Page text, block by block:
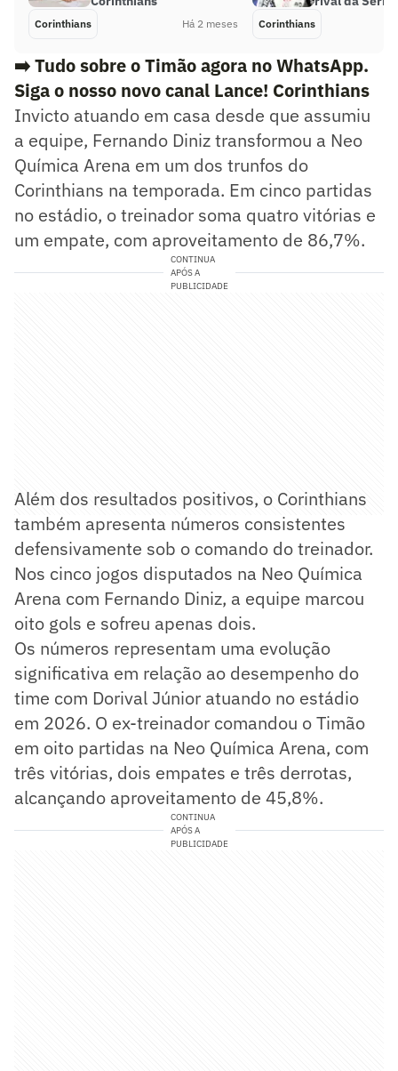
Corinthians Há 2 meses Corinthians
➡️ Tudo sobre o Timão agora no WhatsApp.
Siga o nosso novo canal Lance! Corinthians
Invicto atuando em casa desde que assumiu
a equipe, Fernando Diniz transformou a Neo
Química Arena em um dos trunfos do
Corinthians na temporada. Em cinco partidas
no estádio, o treinador soma quatro vitórias e
um empate, com aproveitamento de 86,7%.
CONTINUA
APÓS A
PUBLICIDADE
Além dos resultados positivos, o Corinthians
também apresenta números consistentes
defensivamente sob o comando do treinador.
Nos cinco jogos disputados na Neo Química
Arena com Fernando Diniz, a equipe marcou
oito gols e sofreu apenas dois.
Os números representam uma evolução
significativa em relação ao desempenho do
time com Dorival Júnior atuando no estádio
em 2026. O ex-treinador comandou o Timão
em oito partidas na Neo Química Arena, com
três vitórias, dois empates e três derrotas,
alcançando aproveitamento de 45,8%.
CONTINUA
APÓS A
PUBLICIDADE